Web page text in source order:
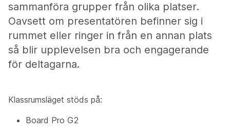
sammanföra grupper från olika platser.
Oavsett om presentatören befinner sig i
rummet eller ringer in från en annan plats
så blir upplevelsen bra och engagerande
för deltagarna.
Klassrumsläget stöds på:
Board Pro G2